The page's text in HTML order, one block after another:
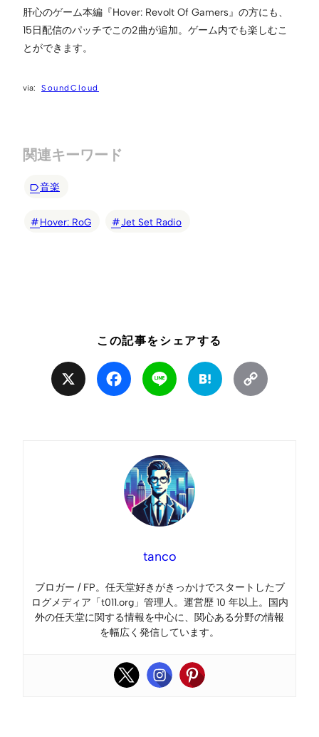
肝心のゲーム本編『Hover: Revolt Of Gamers』の方にも、
15日配信のパッチでこの2曲が追加。ゲーム内でも楽しむこ
とができます。
SoundCloud
関連キーワード
音楽
Hover: RoG Jet Set Radio
この記事をシェアする
Facebook Line Hatena
tanco
ブロガー / FP。任天堂好きがきっかけでスタートしたブ
ログメディア「t011.org」管理人。運営歴 10 年以上。国内
外の任天堂に関する情報を中心に、関心ある分野の情報
を幅広く発信しています。